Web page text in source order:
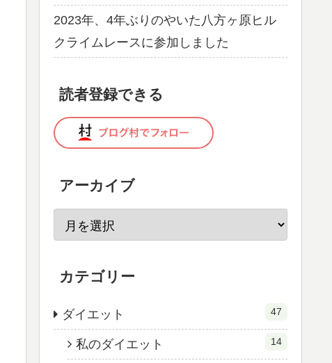
2023年、4年ぶりのやいた八方ヶ原ヒル
クライムレースに参加しました
読者登録できる
アーカイブ
カテゴリー
ダイエット 47
私のダイエット 14